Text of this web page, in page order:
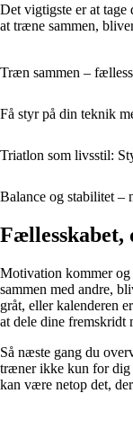
Det vigtigste er at
at træne sammen,
Træn sammen –
Få styr på din teknik
Triatlon som livsstil:
Balance og stabilitet –
Fællesskabet,
Motivation kommer og
sammen med andre,
gråt, eller kalenderen
at dele dine fremskridt
Så næste gang du
træner ikke kun for dig
kan være netop det,